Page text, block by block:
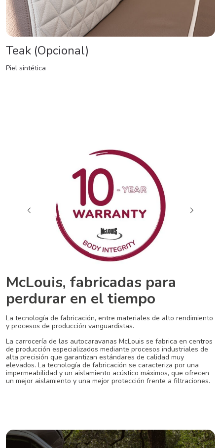
Teak (Opcional)
Piel sintética
McLouis, fabricadas para
perdurar en el tiempo
La tecnología de fabricación, entre materiales de alto rendimiento
y procesos de producción vanguardistas.
La carrocería de las autocaravanas McLouis se fabrica en centros
de producción especializados mediante procesos industriales de
alta precisión que garantizan estándares de calidad muy
elevados. La tecnología de fabricación se caracteriza por una
impermeabilidad y un aislamiento acústico máximos, que ofrecen
un mejor aislamiento y una mejor protección frente a filtraciones.